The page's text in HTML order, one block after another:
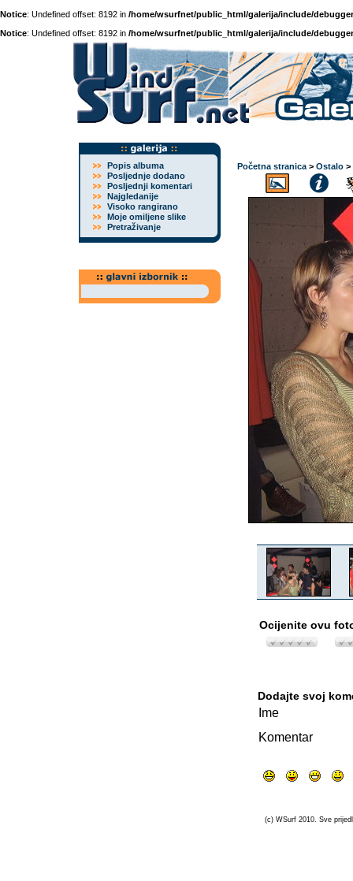
Notice: Undefined offset: 8192 in /home/wsurfnet/public_html/galerija/include/
Notice: Undefined offset: 8192 in /home/wsurfnet/public_html/galerija/include/
Popis albuma
Posljednje dodano
Posljednji komentari
Najgledanije
Visoko rangirano
Moje omiljene slike
Pretraživanje
Početna stranica > Ostalo >
Ocijenite ovu
Dodajte svoj
Ime
Komentar
(c) WSurf 2010. Sve